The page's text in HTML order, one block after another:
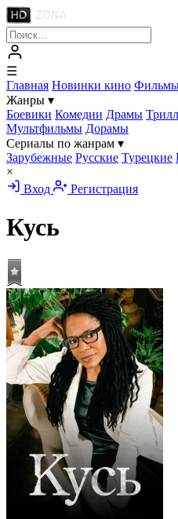
☰
Главная Новинки кино
Жанры ▾
Боевики Комедии Драмы
Мультфильмы Дорамы
Сериалы по жанрам ▾
Зарубежные Русские Турецкие
×
Вход
Регистрация
Кусь